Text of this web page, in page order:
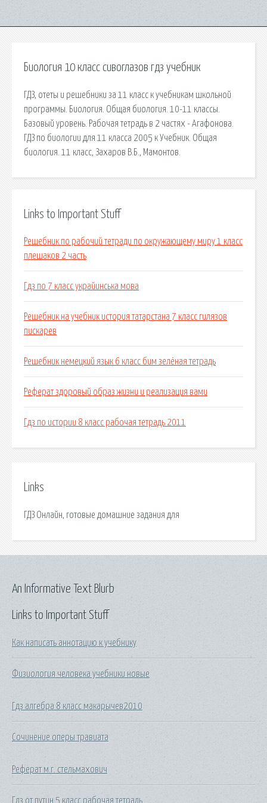
Биология 10 класс сивоглазов гдз учебник
ГДЗ, отеты и решебники за 11 класс к учебникам школьной
программы. Биология. Общая биология. 10-11 классы.
Базовый уровень. Рабочая тетрадь в 2 частях - Агафонова.
ГДЗ по биологии для 11 класса 2005 к Учебник. Общая
биология. 11 класс, Захаров В.Б., Мамонтов.
Links to Important Stuff
Решебник по рабочий тетради по окружающему миру 1 класс
плешаков 2 часть
Гдз по 7 класс украйинська мова
Решебник на учебник история татарстана 7 класс гилязов
пискарев
Решебник немецкий язык 6 класс бим зелёная тетрадь
Реферат здоровый образ жизни и реализация вами
Гдз по истории 8 класс рабочая тетрадь 2011
Links
ГДЗ Онлайн, готовые домашние задания для
Links to Important Stuff
Как написать аннотацию к учебнику
Физиология человека учебники новые
Гдз алгебра 8 класс макарычев2010
Сочинение оперы травиата
Реферат м.г. стельмахович
Гдз от путин 5 класс рабочая тетрадь
An Informative Text Blurb